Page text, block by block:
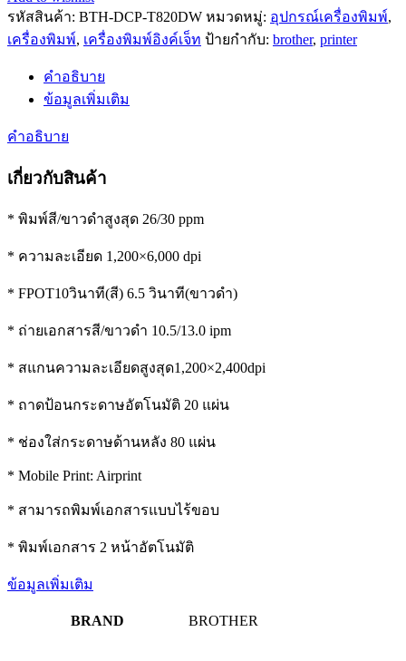
ฟัง
ก์ชั่
เจ็ท
Brother
Inkjet
Tank
รุ่น
DCP-
T820DW
ต่อ
ประกัน
2
ชิ้น
รหัสสินค้า: BTH-DCP-T820DW หมวดหมู่: อุปกรณ์เครื่องพิมพ์,
เครื่องพิมพ์, เครื่องพิมพ์อิงค์เจ็ท ป้ายกำกับ: brother, printer
คำอธิบาย
ข้อมูลเพิ่มเติม
คำอธิบาย
เกี่ยวกับสินค้า
* พิมพ์สี/ขาวดำสูงสุด 26/30 ppm
* ความละเอียด 1,200×6,000 dpi
* FPOT10วินาที(สี) 6.5 วินาที(ขาวดำ)
* ถ่ายเอกสารสี/ขาวดำ 10.5/13.0 ipm
* สแกนความละเอียดสูงสุด1,200×2,400dpi
* ถาดป้อนกระดาษอัตโนมัติ 20 แผ่น
* ช่องใส่กระดาษด้านหลัง 80 แผ่น
* Mobile Print: Airprint
* สามารถพิมพ์เอกสารแบบไร้ขอบ
* พิมพ์เอกสาร 2 หน้าอัตโนมัติ
ข้อมูลเพิ่มเติม
BRAND BROTHER